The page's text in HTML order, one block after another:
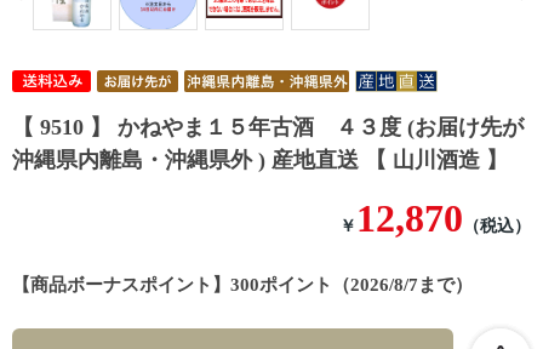
【 9510 】 かねやま１５年古酒 ４３度 (お届け先が
沖縄県内離島・沖縄県外 ) 産地直送 【 山川酒造 】
【商品ボーナスポイント】300ポイント（2026/8/7まで）
￥ 12,870 （税込）